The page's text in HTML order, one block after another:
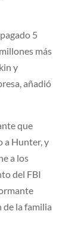
5
más
y
añadió
que
a Hunter, y
a los
del FBI
la familia